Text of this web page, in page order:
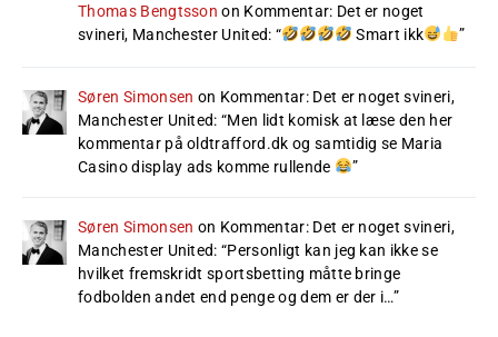
Thomas Bengtsson on Kommentar: Det er noget
svineri, Manchester United: “ Smart ikk ”
Søren Simonsen on Kommentar: Det er noget svineri,
Manchester United: “Men lidt komisk at læse den her
kommentar på oldtrafford.dk og samtidig se Maria
Casino display ads komme rullende
”
Søren Simonsen on Kommentar: Det er noget svineri,
Manchester United: “Personligt kan jeg kan ikke se
hvilket fremskridt sportsbetting måtte bringe
fodbolden andet end penge og dem er der i…”